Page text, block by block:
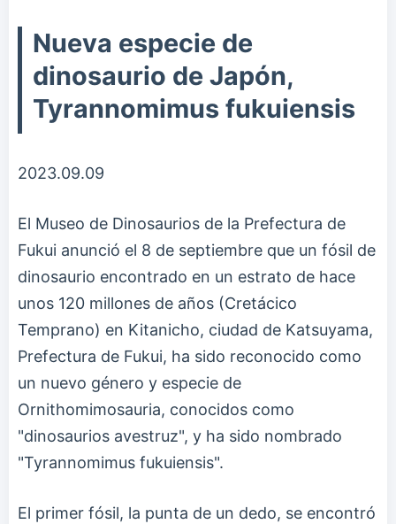
Nueva especie de
dinosaurio de Japón,
Tyrannomimus fukuiensis
2023.09.09
El Museo de Dinosaurios de la Prefectura de
Fukui anunció el 8 de septiembre que un fósil de
dinosaurio encontrado en un estrato de hace
unos 120 millones de años (Cretácico
Temprano) en Kitanicho, ciudad de Katsuyama,
Prefectura de Fukui, ha sido reconocido como
un nuevo género y especie de
Ornithomimosauria, conocidos como
"dinosaurios avestruz", y ha sido nombrado
"Tyrannomimus fukuiensis".
El primer fósil, la punta de un dedo, se encontró